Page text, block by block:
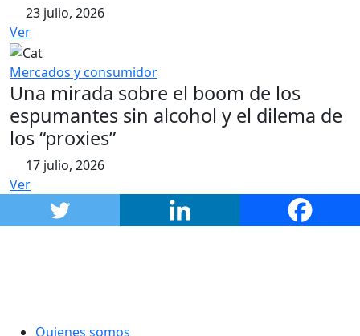
23 julio, 2026
Ver
Mercados y consumidor
Una mirada sobre el boom de los
espumantes sin alcohol y el dilema de
los “proxies”
17 julio, 2026
Ver
Quienes somos